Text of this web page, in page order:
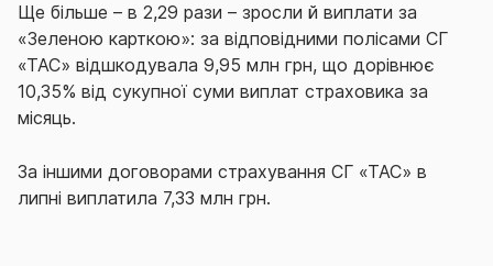
Ще більше – в 2,29 рази – зросли й виплати за
«Зеленою карткою»: за відповідними полісами СГ
«ТАС» відшкодувала 9,95 млн грн, що дорівнює
10,35% від сукупної суми виплат страховика за
місяць.
За іншими договорами страхування СГ «ТАС» в
липні виплатила 7,33 млн грн.